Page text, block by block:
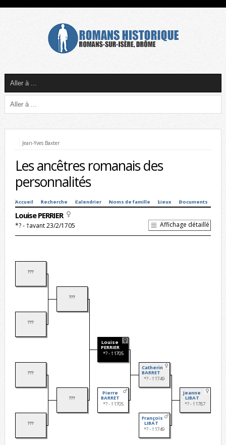
Jean-Yves Baxter
Les ancêtres romanais des
personnalités
Accueil Recherche Calendrier Noms de famille Lieux Documents
Louise PERRIER
*? - †avant 23/2/1705 Affichage détaillé
???
???
???
???
???
???
Louise
PERRIER
*? - †1705
Pierre
BARRET
*? - †1705
Catherine
BARRET
*? - †1749
François
LIBAT
*? - †1749
Jeanne
LIBAT
*? - †1787